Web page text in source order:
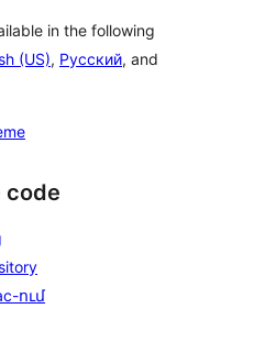
in the following
(US), Русский, and
code
ում